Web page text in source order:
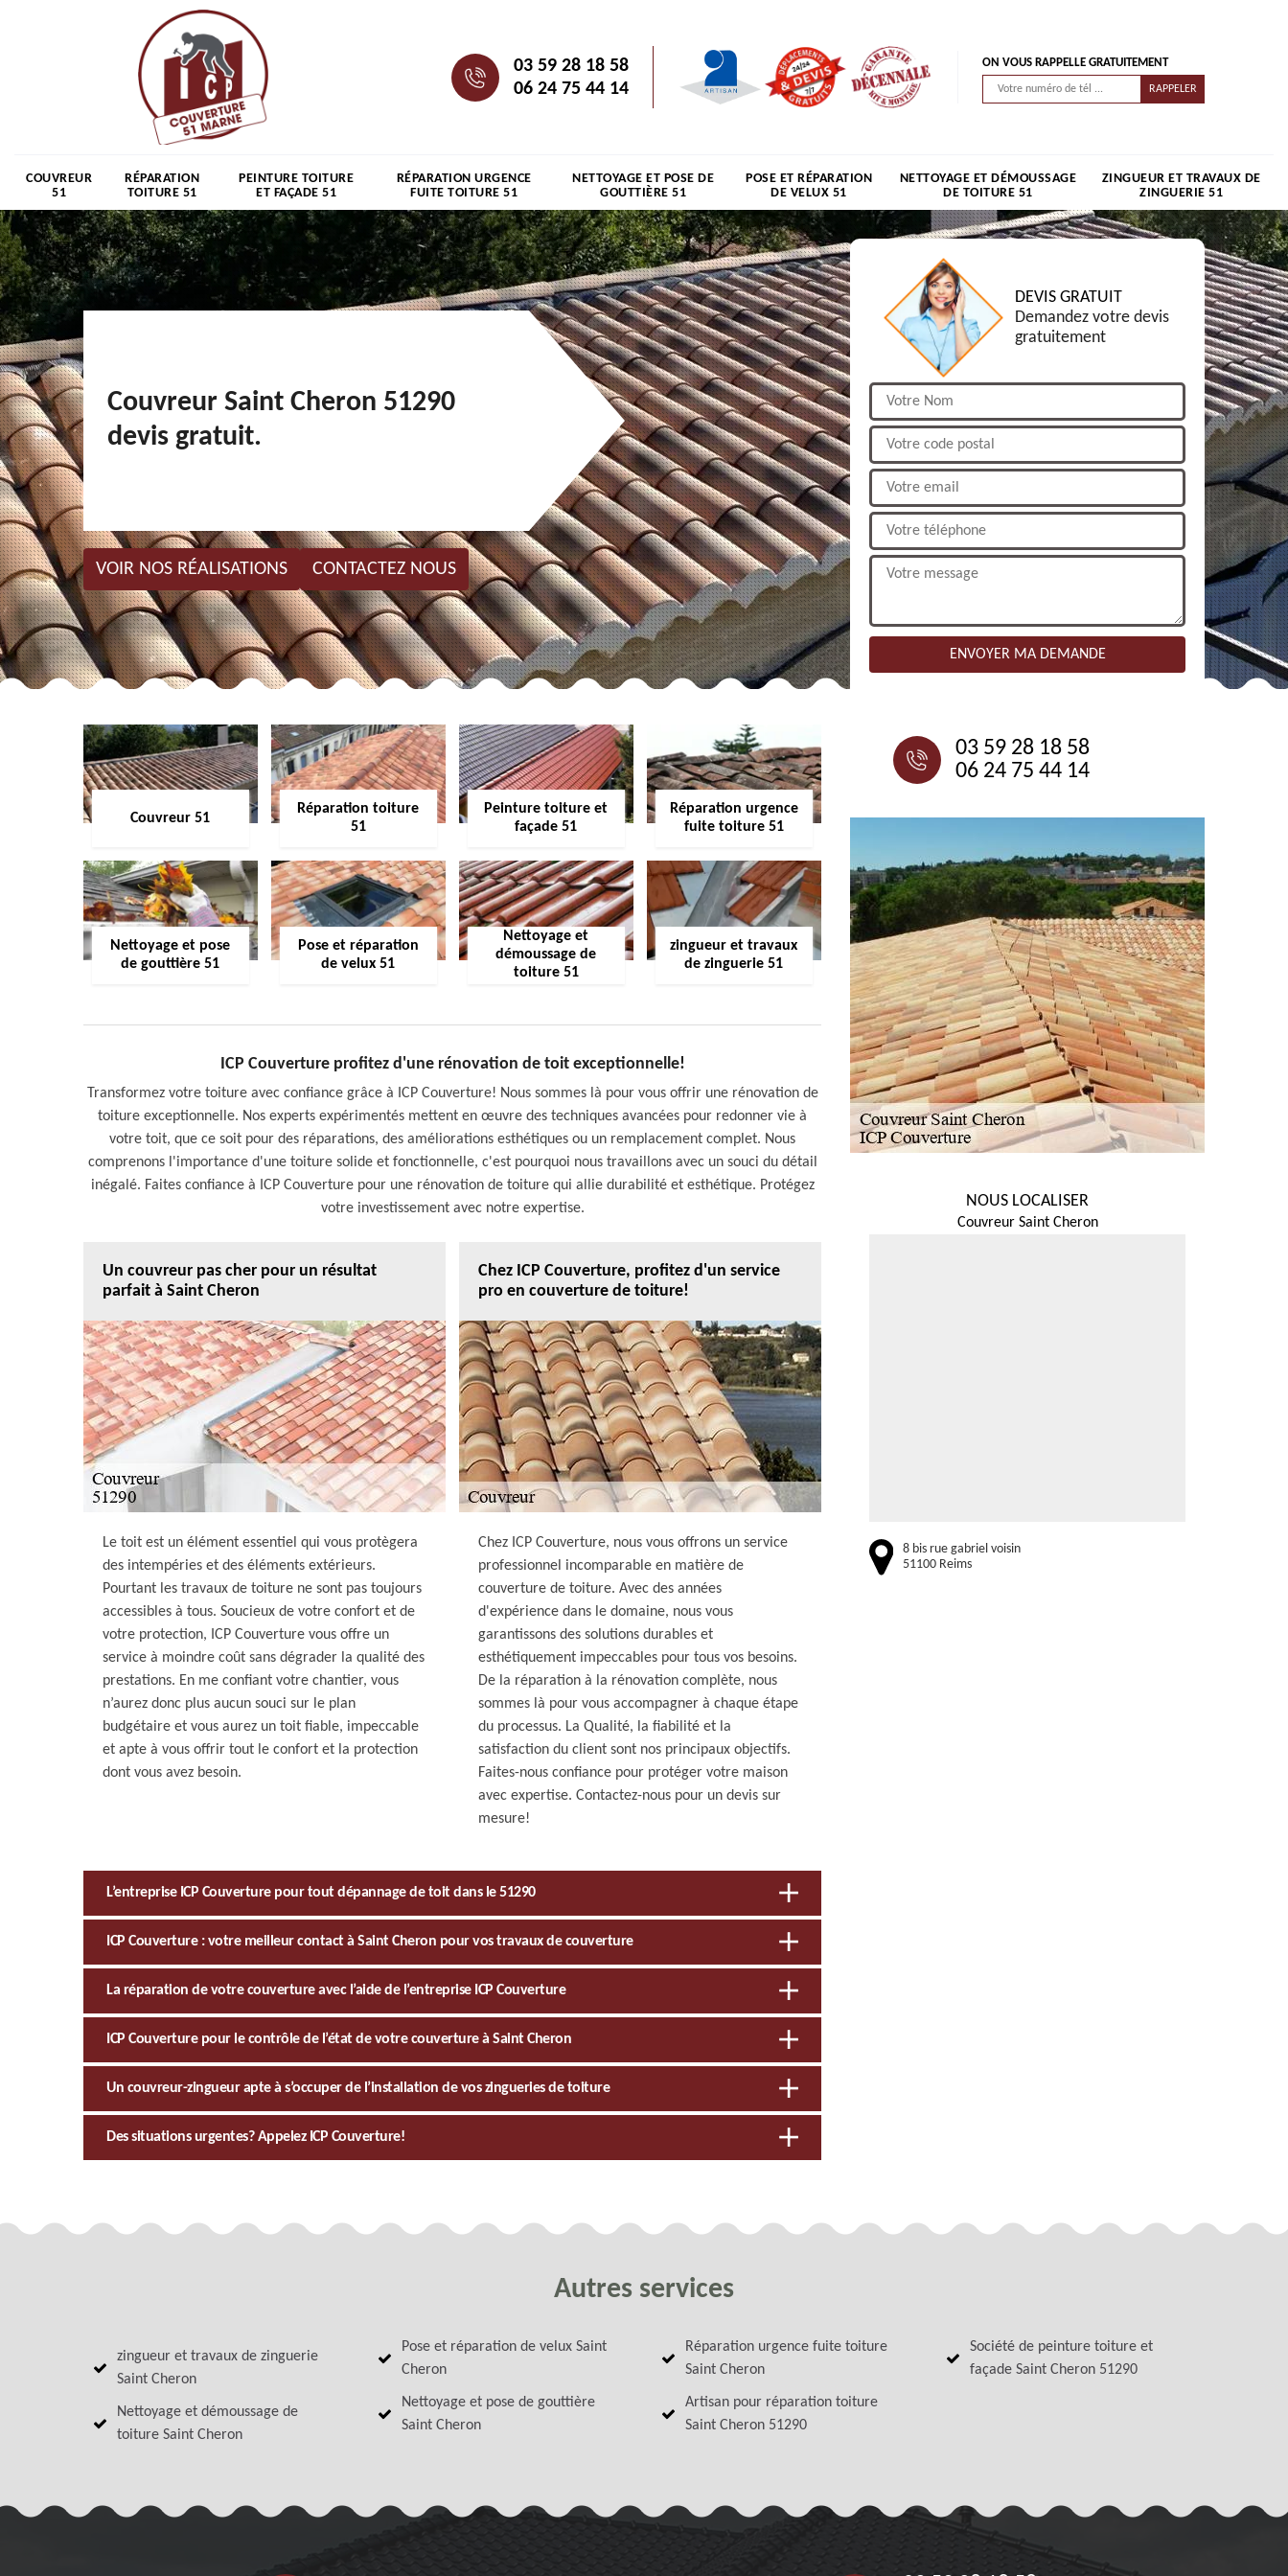
03 59 28 18 58
06 24 75 44 14
ON VOUS RAPPELLE GRATUITEMENT
COUVREUR
51
RÉPARATION
TOITURE 51
PEINTURE TOITURE
ET FAÇADE 51
RÉPARATION URGENCE
FUITE TOITURE 51
NETTOYAGE ET POSE DE
GOUTTIÈRE 51
POSE ET RÉPARATION
DE VELUX 51
NETTOYAGE ET DÉMOUSSAGE
DE TOITURE 51
ZINGUEUR ET TRAVAUX DE
ZINGUERIE 51
Couvreur Saint Cheron 51290
devis gratuit.
VOIR NOS RÉALISATIONS CONTACTEZ NOUS
Couvreur 51
Réparation toiture
51
Peinture toiture et
façade 51
Réparation urgence
fuite toiture 51
Nettoyage et pose
de gouttière 51
Pose et réparation
de velux 51
Nettoyage et
démoussage de
toiture 51
zingueur et travaux
de zinguerie 51
ICP Couverture profitez d'une rénovation de toit exceptionnelle!
Transformez votre toiture avec confiance grâce à ICP Couverture! Nous sommes là pour vous offrir une rénovation de
toiture exceptionnelle. Nos experts expérimentés mettent en œuvre des techniques avancées pour redonner vie à
votre toit, que ce soit pour des réparations, des améliorations esthétiques ou un remplacement complet. Nous
comprenons l'importance d'une toiture solide et fonctionnelle, c'est pourquoi nous travaillons avec un souci du détail
inégalé. Faites confiance à ICP Couverture pour une rénovation de toiture qui allie durabilité et esthétique. Protégez
votre investissement avec notre expertise.
Un couvreur pas cher pour un résultat
parfait à Saint Cheron
Le toit est un élément essentiel qui vous protègera
des intempéries et des éléments extérieurs.
Pourtant les travaux de toiture ne sont pas toujours
accessibles à tous. Soucieux de votre confort et de
votre protection, ICP Couverture vous offre un
service à moindre coût sans dégrader la qualité des
prestations. En me confiant votre chantier, vous
n’aurez donc plus aucun souci sur le plan
budgétaire et vous aurez un toit fiable, impeccable
et apte à vous offrir tout le confort et la protection
dont vous avez besoin.
Chez ICP Couverture, profitez d'un service
pro en couverture de toiture!
Chez ICP Couverture, nous vous offrons un service
professionnel incomparable en matière de
couverture de toiture. Avec des années
d'expérience dans le domaine, nous vous
garantissons des solutions durables et
esthétiquement impeccables pour tous vos besoins.
De la réparation à la rénovation complète, nous
sommes là pour vous accompagner à chaque étape
du processus. La Qualité, la fiabilité et la
satisfaction du client sont nos principaux objectifs.
Faites-nous confiance pour protéger votre maison
avec expertise. Contactez-nous pour un devis sur
mesure!
L’entreprise ICP Couverture pour tout dépannage de toit dans le 51290
ICP Couverture : votre meilleur contact à Saint Cheron pour vos travaux de couverture
La réparation de votre couverture avec l’aide de l’entreprise ICP Couverture
ICP Couverture pour le contrôle de l’état de votre couverture à Saint Cheron
Un couvreur-zingueur apte à s’occuper de l’installation de vos zingueries de toiture
Des situations urgentes? Appelez ICP Couverture!
DEVIS GRATUIT
Demandez votre devis
gratuitement
03 59 28 18 58
06 24 75 44 14
NOUS LOCALISER
Couvreur Saint Cheron
8 bis rue gabriel voisin
51100 Reims
Autres services
zingueur et travaux de zinguerie
Saint Cheron
Nettoyage et démoussage de
toiture Saint Cheron
Pose et réparation de velux Saint
Cheron
Nettoyage et pose de gouttière
Saint Cheron
Réparation urgence fuite toiture
Saint Cheron
Artisan pour réparation toiture
Saint Cheron 51290
Société de peinture toiture et
façade Saint Cheron 51290